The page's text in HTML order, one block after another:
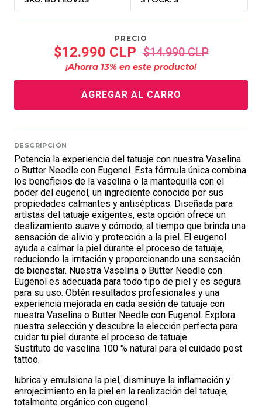
PRECIO
$12.990 CLP $14.990 CLP
¡Ahorra 13% en este producto!
AGREGAR AL CARRO
DESCRIPCIÓN
Potencia la experiencia del tatuaje con nuestra Vaselina
o Butter Needle con Eugenol. Esta fórmula única combina
los beneficios de la vaselina o la mantequilla con el
poder del eugenol, un ingrediente conocido por sus
propiedades calmantes y antisépticas. Diseñada para
artistas del tatuaje exigentes, esta opción ofrece un
deslizamiento suave y cómodo, al tiempo que brinda una
sensación de alivio y protección a la piel. El eugenol
ayuda a calmar la piel durante el proceso de tatuaje,
reduciendo la irritación y proporcionando una sensación
de bienestar. Nuestra Vaselina o Butter Needle con
Eugenol es adecuada para todo tipo de piel y es segura
para su uso. Obtén resultados profesionales y una
experiencia mejorada en cada sesión de tatuaje con
nuestra Vaselina o Butter Needle con Eugenol. Explora
nuestra selección y descubre la elección perfecta para
cuidar tu piel durante el proceso de tatuaje
Sustituto de vaselina 100 % natural para el cuidado post
tattoo.
lubrica y emulsiona la piel, disminuye la inflamación y
enrojecimiento en la piel en la realización del tatuaje,
totalmente orgánico con eugenol